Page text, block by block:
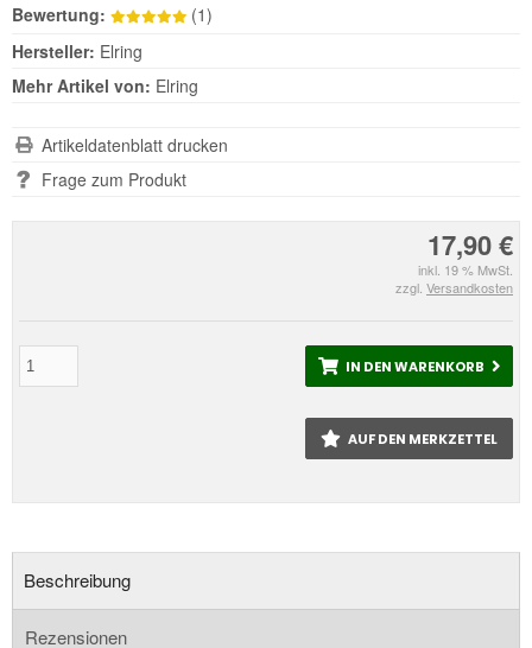
17,90 €
inkl. 19 % MwSt.
zzgl. Versandkosten
IN DEN WARENKORB
AUF DEN MERKZETTEL
Bewertung:
(1)
Hersteller: Elring
Mehr Artikel von: Elring
Artikeldatenblatt drucken
Frage zum Produkt
Beschreibung
Rezensionen